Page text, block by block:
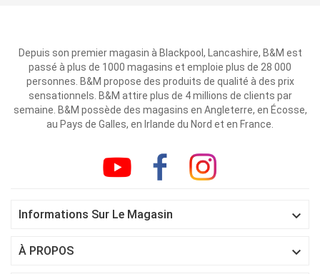
Depuis son premier magasin à Blackpool, Lancashire, B&M est
passé à plus de 1000 magasins et emploie plus de 28 000
personnes. B&M propose des produits de qualité à des prix
sensationnels. B&M attire plus de 4 millions de clients par
semaine. B&M possède des magasins en Angleterre, en Écosse,
au Pays de Galles, en Irlande du Nord et en France.
Informations Sur Le Magasin 
À PROPOS 